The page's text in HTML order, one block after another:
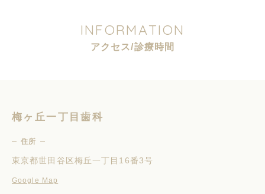
INFORMATION
アクセス/診療時間
梅ヶ丘一丁目歯科
住所
東京都世田谷区梅丘一丁目16番3号
Google Map